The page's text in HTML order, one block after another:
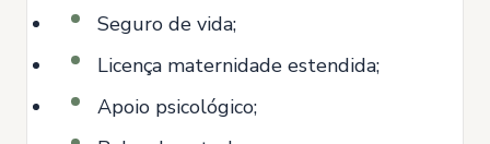
Seguro de vida;
Licença maternidade estendida;
Apoio psicológico;